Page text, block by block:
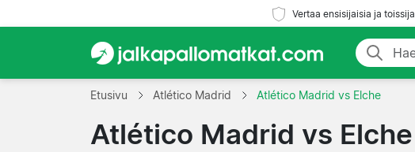
Vertaa ensisijaisia ja
Etusivu Atlético Madrid Atlético Madrid vs Elche
Atlético Madrid vs Elche